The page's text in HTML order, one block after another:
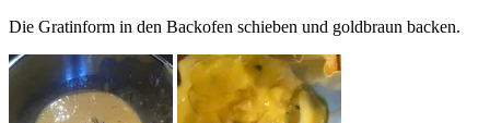
Die Gratinform in den Backofen schieben und goldbraun backen.